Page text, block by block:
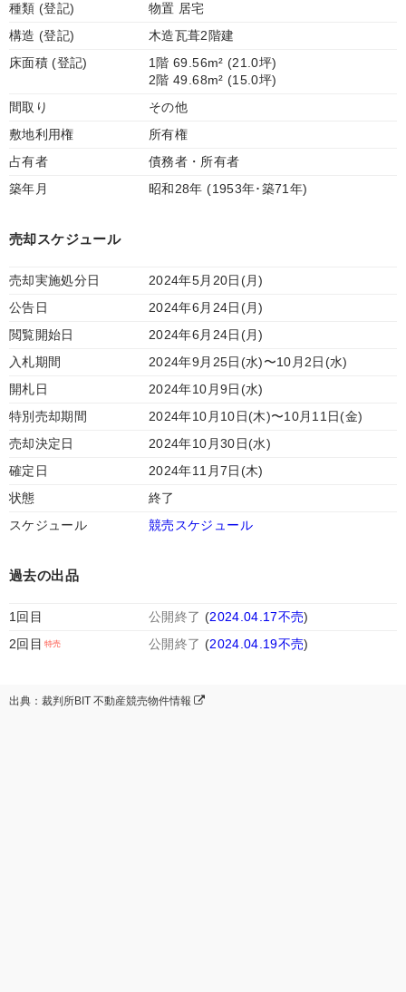
種類 (登記)
物置 居宅
構造 (登記)
木造瓦葺2階建
床面積 (登記)
1階 69.56m² (21.0坪)
2階 49.68m² (15.0坪)
間取り
その他
敷地利用権
所有権
占有者
債務者・所有者
築年月
昭和28年 (1953年･築71年)
売却スケジュール
売却実施処分日
2024年5月20日(月)
公告日
2024年6月24日(月)
閲覧開始日
2024年6月24日(月)
入札期間
2024年9月25日(水)〜10月2日(水)
開札日
2024年10月9日(水)
特別売却期間
2024年10月10日(木)〜10月11日(金)
売却決定日
2024年10月30日(水)
確定日
2024年11月7日(木)
状態
終了
スケジュール
競売スケジュール
過去の出品
1回目 公開終了 (2024.04.17不売)
2回目
公開終了 (2024.04.19不売)
出典：裁判所BIT 不動産競売物件情報